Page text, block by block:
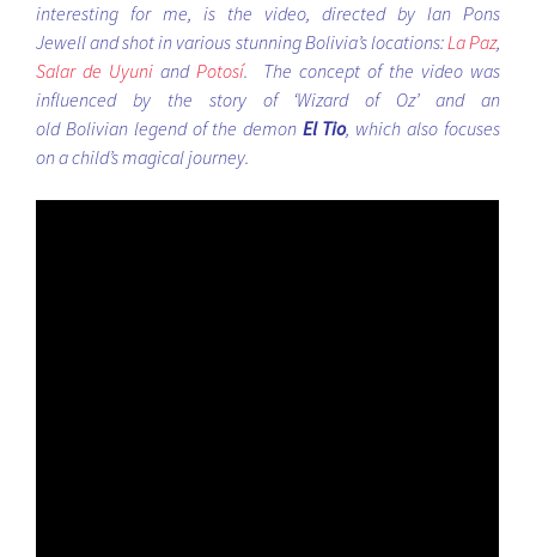
interesting for me, is the video, directed by Ian Pons
Jewell and shot in various stunning Bolivia’s locations:La Paz,
Salar de Uyuni andPotosí. The concept of the video was
influenced by the story of ‘Wizard of Oz’ and an
old Bolivian legend of the demon El Tio, which also focuses
on a child’s magical journey.